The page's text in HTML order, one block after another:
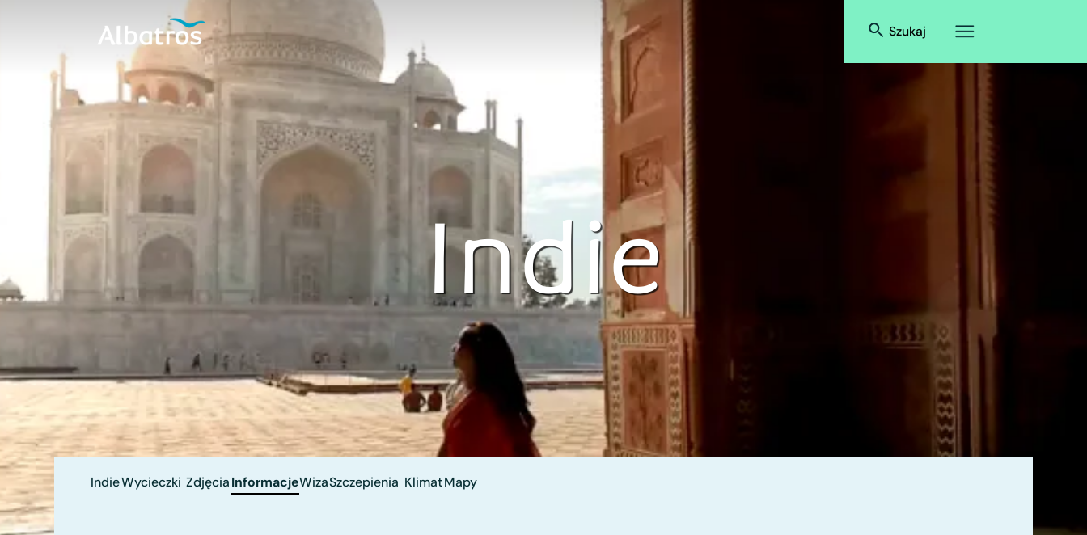
Szukaj
Indie
IndieWycieczki ZdjęciaInformacjeWizaSzczepienia KlimatMapy